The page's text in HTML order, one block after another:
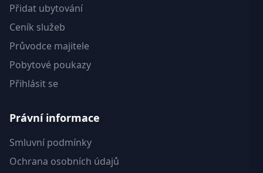
Přidat ubytování
Ceník služeb
Průvodce majitele
Pobytové poukazy
Přihlásit se
Právní informace
Smluvní podmínky
Ochrana osobních údajů